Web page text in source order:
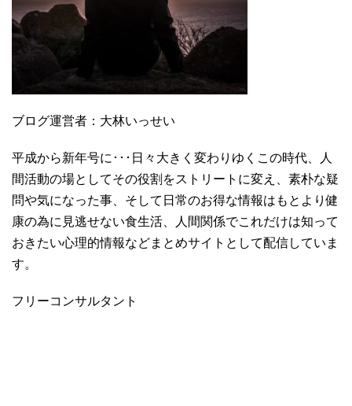
ブログ運営者：大林いっせい
平成から新年号に･･･日々大きく変わりゆくこの時代、人
間活動の場としてその役割をストリートに変え、素朴な疑
問や気になった事、そして日常のお得な情報はもとより健
康の為に見逃せない食生活、人間関係でこれだけは知って
おきたい心理的情報などまとめサイトとして配信していま
す。
フリーコンサルタント